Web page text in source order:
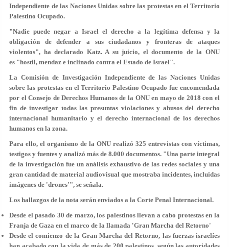
Independiente de las Naciones Unidas sobre las protestas en el Territorio
Palestino Ocupado.
"Nadie puede negar a Israel el derecho a la legítima defensa y la
obligación de defender a sus ciudadanos y fronteras de ataques
violentos", ha declarado Katz. A su juicio, el documento de la ONU
es "hostil, mendaz e inclinado contra el Estado de Israel".
La Comisión de Investigación Independiente de las Naciones Unidas
sobre las protestas en el Territorio Palestino Ocupado fue encomendada
por el Consejo de Derechos Humanos de la ONU en mayo de 2018 con el
fin de investigar todas las presuntas violaciones y abusos del derecho
internacional humanitario y el derecho internacional de los derechos
humanos en la zona.
Para ello, el organismo de la ONU realizó 325 entrevistas con víctimas,
testigos y fuentes y analizó más de 8.000 documentos. "Una parte integral
de la investigación fue un análisis exhaustivo de las redes sociales y una
gran cantidad de material audiovisual que mostraba incidentes, incluidas
imágenes de 'drones'", se señala.
Los hallazgos de la nota serán enviados a la Corte Penal Internacional.
Desde el pasado 30 de marzo, los palestinos llevan a cabo protestas en la
Franja de Gaza en el marco de la llamada 'Gran Marcha del Retorno'
Desde el comienzo de la Gran Marcha del Retorno, las fuerzas israelíes